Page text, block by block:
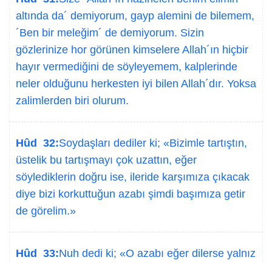
altında da´ demiyorum, gayp alemini de bilemem,
´Ben bir meleğim´ de demiyorum. Sizin
gözlerinize hor görünen kimselere Allah´ın hiçbir
hayır vermediğini de söyleyemem, kalplerinde
neler olduğunu herkesten iyi bilen Allah´dır. Yoksa
zalimlerden biri olurum.
Hûd 32:Soydaşları dediler ki; «Bizimle tartıştın,
üstelik bu tartışmayı çok uzattın, eğer
söylediklerin doğru ise, ileride karşımıza çıkacak
diye bizi korkuttuğun azabı şimdi başımıza getir
de görelim.»
Hûd 33:Nuh dedi ki; «O azabı eğer dilerse yalnız